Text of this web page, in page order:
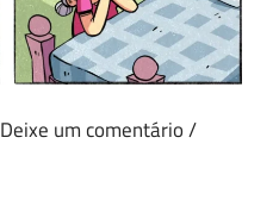
Deixe um comentário/